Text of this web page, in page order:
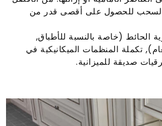
السحب للحصول على أقصى قدر من
الحائط (خاصة بالنسبة للأطباق,
تكملة المنظمات الميكانيكية في
صديقة للميزانية.